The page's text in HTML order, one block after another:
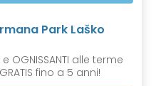
Park Laško
e OGNISSANTI alle terme
fino a 5 anni!